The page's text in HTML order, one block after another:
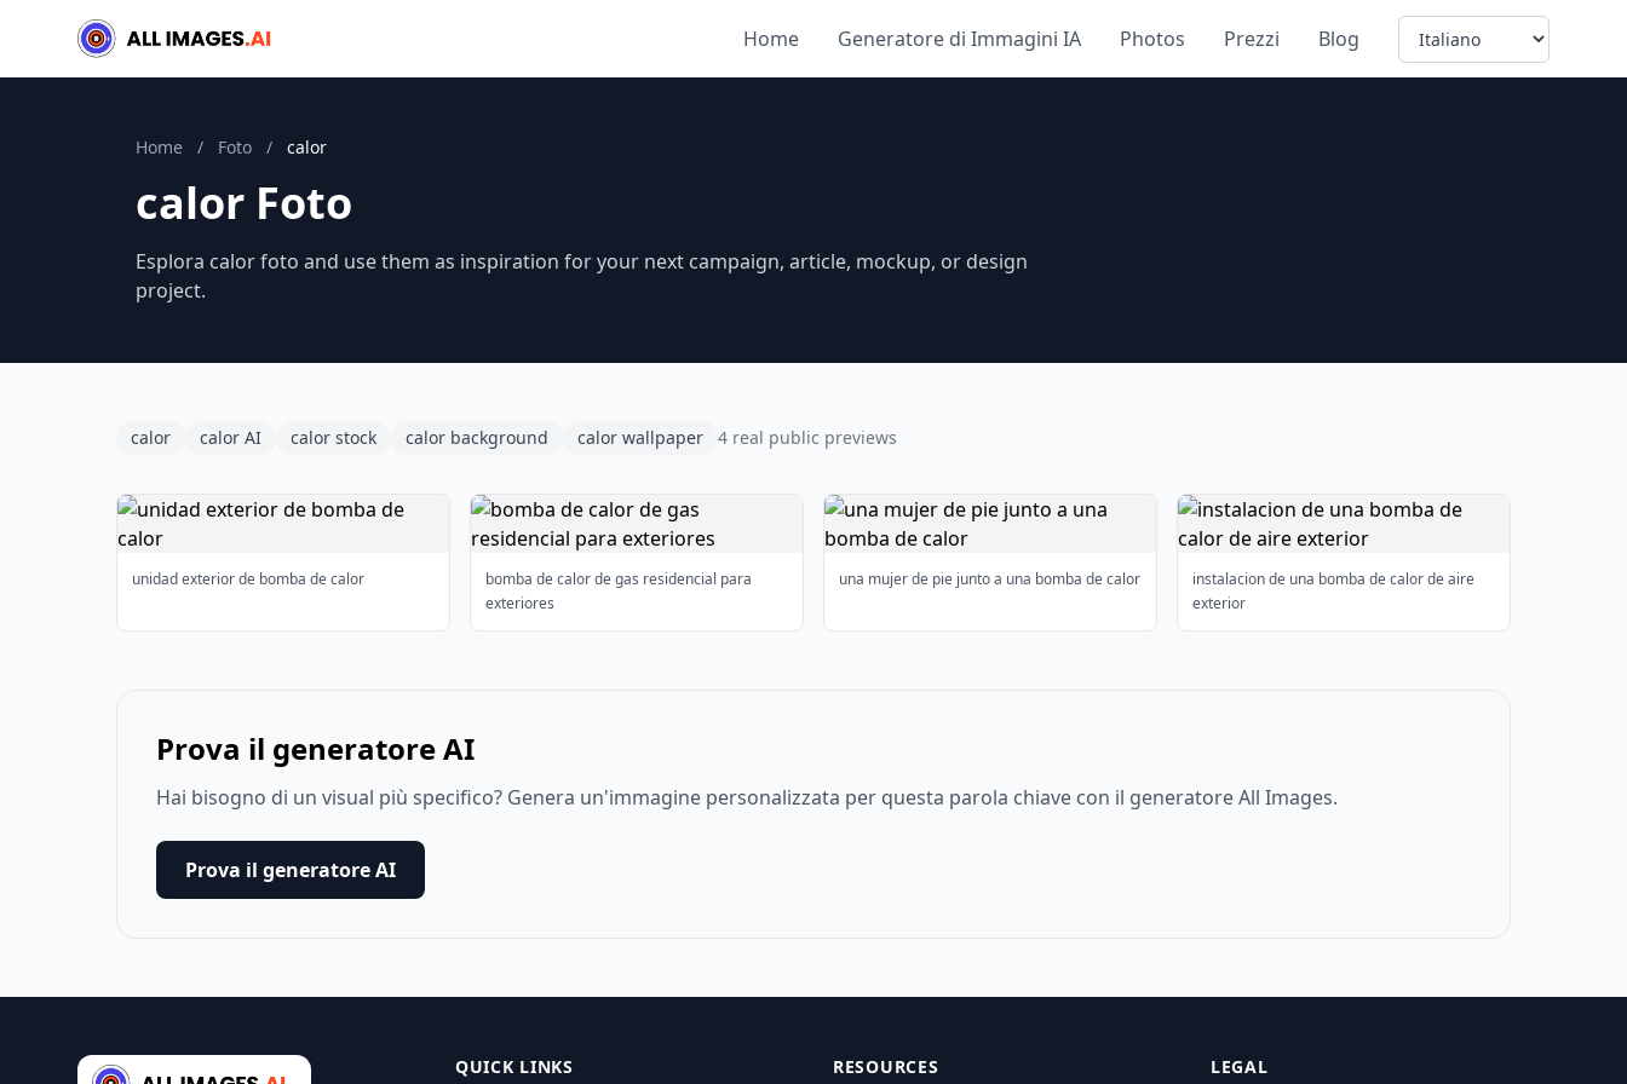
Home Generatore di Immagini IA Photos Prezzi Blog Language
Home / Foto / calor
calor Foto
Esplora calor foto and use them as inspiration for your next campaign, article, mockup, or design
project.
calor calor AI calor stock calor background calor wallpaper 4 real public previews
unidad exterior de bomba de calor
bomba de calor de gas residencial para
exteriores
una mujer de pie junto a una bomba de calor
instalacion de una bomba de calor de aire
exterior
Prova il generatore AI
Hai bisogno di un visual più specifico? Genera un'immagine personalizzata per questa parola chiave con il generatore All Images.
Prova il generatore AI
QUICK LINKS RESOURCES LEGAL